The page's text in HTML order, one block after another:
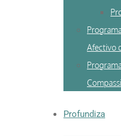
Afectivo
Profundiza